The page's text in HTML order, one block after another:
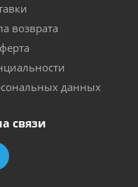
возврата
данных
связи